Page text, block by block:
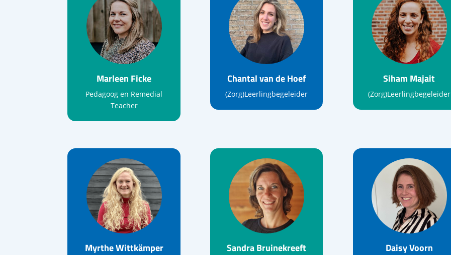
Marleen Ficke
Pedagoog en Remedial
Teacher
Chantal van de Hoef
(Zorg)Leerlingbegeleider
Siham Majait
(Zorg)Leerlingbegeleider
Myrthe Wittkämper Sandra Bruinekreeft Daisy Voorn